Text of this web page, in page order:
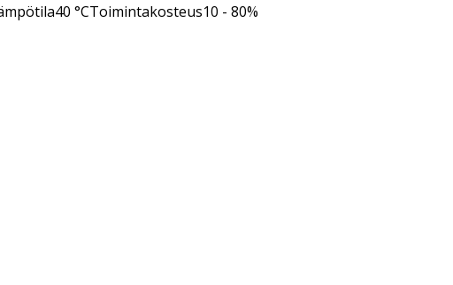
°CToimintakosteus10 - 80%